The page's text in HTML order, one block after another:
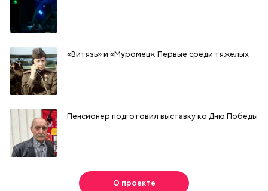
«Витязь» и «Муромец». Первые среди тяжелых
Пенсионер подготовил выставку ко Дню Победы
О проекте